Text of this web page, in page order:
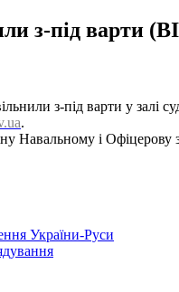
з-під варти
з-під варти у залі
.
Навальному і
України-Руси